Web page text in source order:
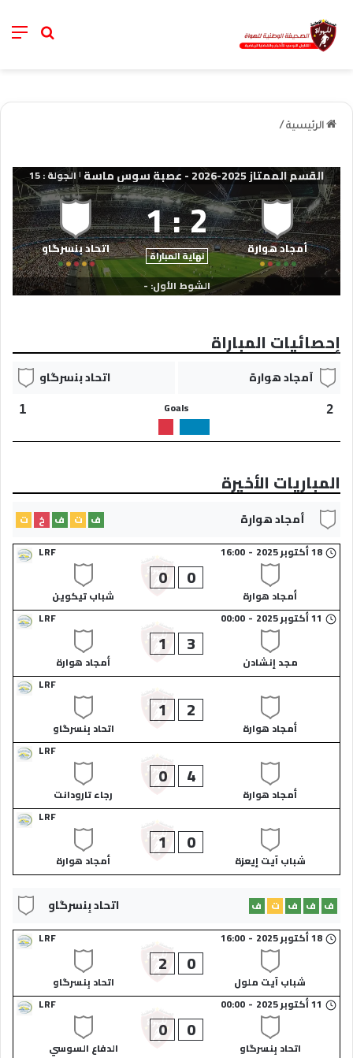
خانة
الرئيسية /
القسم الممتاز 2025-2026 - عصبة سوس ماسة | الجولة : 15
أمجاد هوارة​ 2
:
1
نهاية المباراة اتحاد بِنسرگاو​
الشوط الأول: -
إحصائيات المباراة
أمجاد هوارة​ اتحاد بِنسرگاو​
2
Goals
1
المباريات الأخيرة
أمجاد هوارة​ ف ت ف خ
ت
LRF
18 أكتوبر 2025 -
16:00
أمجاد هوارة​
0
0
شباب تيكوين​
LRF
11 أكتوبر 2025 -
00:00
مجد إنشادن​
3
1
أمجاد هوارة​
LRF
أمجاد هوارة​
2
1
اتحاد بِنسرگاو​
LRF
أمجاد هوارة​
4
0
رجاء تارودانت​
LRF
شباب آيت إيعزة​
0
1
أمجاد هوارة​
اتحاد بِنسرگاو​ ف ف ف ت
ف
LRF
18 أكتوبر 2025 -
16:00
شباب آيت ملول​
0
2
اتحاد بِنسرگاو​
LRF
11 أكتوبر 2025 -
00:00
اتحاد بِنسرگاو​
0
0
الدفاع السوسي​